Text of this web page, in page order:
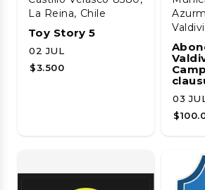
La Reina, Chile
Toy Story 5
02 JUL
$3.500
03